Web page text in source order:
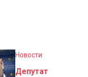
Новости
Депутат